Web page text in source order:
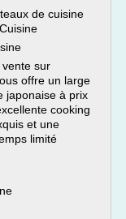
de cuisine
sur
offre un large
japonaise à prix
cooking
et une
limité